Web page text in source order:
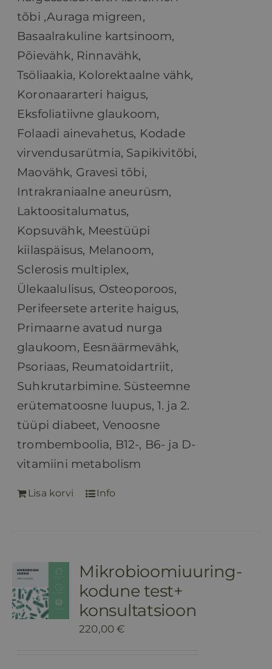
tõbi ,Auraga migreen,
Basaalrakuline kartsinoom,
Põievähk, Rinnavähk,
Tsöliaakia, Kolorektaalne vähk,
Koronaararteri haigus,
Eksfoliatiivne glaukoom,
Folaadi ainevahetus, Kodade
virvendusarütmia, Sapikivitõbi,
Maovähk, Gravesi tõbi,
Intrakraniaalne aneurüsm,
Laktoositalumatus,
Kopsuvähk, Meestüüpi
kiilaspäisus, Melanoom,
Sclerosis multiplex,
Ülekaalulisus, Osteoporoos,
Perifeersete arterite haigus,
Primaarne avatud nurga
glaukoom, Eesnäärmevähk,
Psoriaas, Reumatoidartriit,
Suhkrutarbimine. Süsteemne
erütematoosne luupus, 1. ja 2.
tüüpi diabeet, Venoosne
trombemboolia, B12-, B6- ja D-
vitamiini metabolism
Lisa korvi Info
Mikrobioomiuuring-
kodune test+
konsultatsioon
220,00€